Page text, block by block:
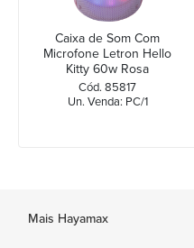
Caixa de Som Com
Microfone Letron Hello
Kitty 60w Rosa
Cód. 85817
Un. Venda: PC/1
Mais Hayamax